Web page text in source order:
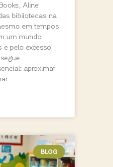
Aline
bibliotecas na
em tempos
um mundo
e pelo excesso
aproximar
BLOG